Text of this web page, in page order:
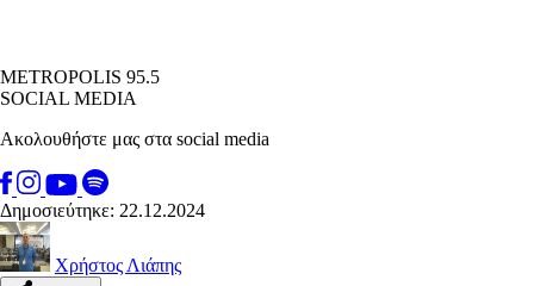
METROPOLIS 95.5
SOCIAL MEDIA
Ακολουθήστε μας στα social media
Δημοσιεύτηκε: 22.12.2024
Χρήστος Λιάπης